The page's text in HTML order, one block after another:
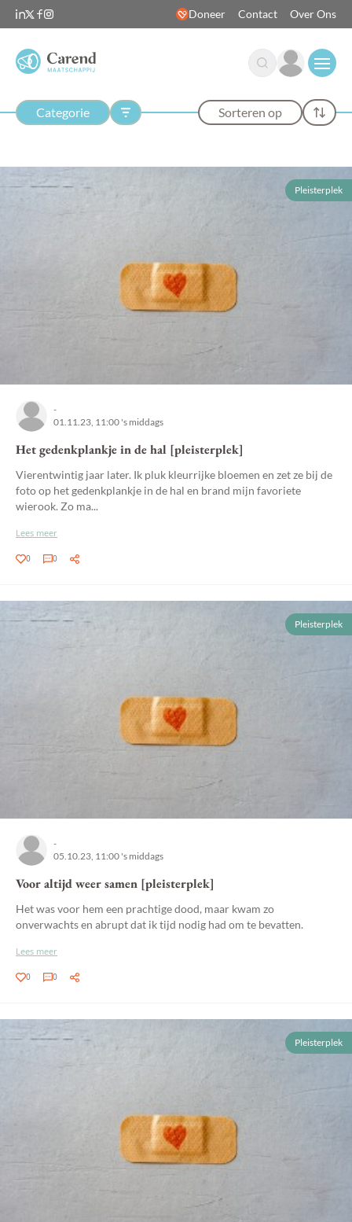
Doneer Contact Over Ons
Categorie Sorteren op
Pleisterplek
-
01.11.23, 11:00 's middags
Het gedenkplankje in de hal [pleisterplek]
Vierentwintig jaar later. Ik pluk kleurrijke bloemen en zet ze bij de
foto op het gedenkplankje in de hal en brand mijn favoriete
wierook. Zo ma...
Lees meer
0 0
Pleisterplek
-
05.10.23, 11:00 's middags
Voor altijd weer samen [pleisterplek]
Het was voor hem een prachtige dood, maar kwam zo
onverwachts en abrupt dat ik tijd nodig had om te bevatten.
Lees meer
0 0
Pleisterplek